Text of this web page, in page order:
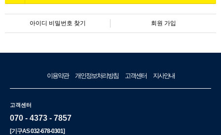
아이디 비밀번호 찾기 회원 가입
이용약관 개인정보처리방침 고객센터 지사안내
고객센터
070 - 4373 - 7857
[기구AS032-678-0301]